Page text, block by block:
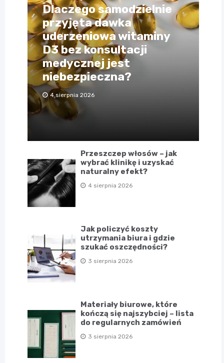
Dlaczego samodzielnie
przyjęta dawka
uderzeniowa witaminy
D3 bez konsultacji
medycznej jest
niebezpieczna?
4 sierpnia 2026
Przeszczep włosów – jak
wybrać klinikę i uzyskać
naturalny efekt?
4 sierpnia 2026
Jak policzyć koszty
utrzymania biura i gdzie
szukać oszczędności?
3 sierpnia 2026
Materiały biurowe, które
kończą się najszybciej – lista
do regularnych zamówień
3 sierpnia 2026